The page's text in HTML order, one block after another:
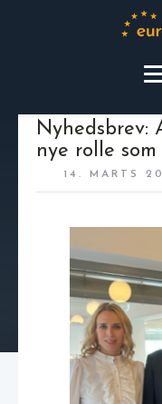
Nyhedsbrev:
nye rolle
14. MARTS